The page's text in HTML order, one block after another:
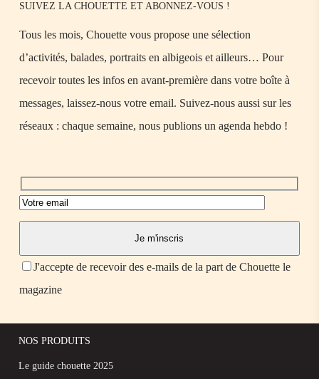
SUIVEZ LA CHOUETTE ET ABONNEZ-VOUS !
Tous les mois, Chouette vous propose une sélection
d’activités, balades, portraits en albigeois et ailleurs… Pour
recevoir toutes les infos en avant-première dans votre boîte à
messages, laissez-nous votre email. Suivez-nous aussi sur les
réseaux : chaque semaine, nous publions un agenda hebdo !
J'accepte de recevoir des e-mails de la part de Chouette le
magazine
NOS PRODUITS
Le guide chouette 2025